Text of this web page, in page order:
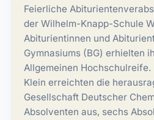
Feierliche
der Wilhelm-Knapp-Schule
Abiturientinnen und
Gymnasiums (BG) erhielten
Allgemeinen
Klein erreichten die
Gesellschaft Deutscher
Absolventen aus, sechs